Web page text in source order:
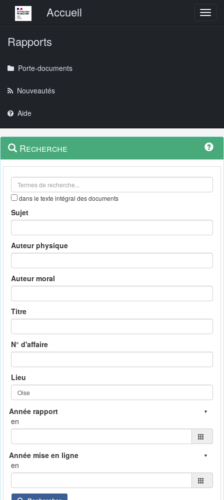
Menu principalAccueil
Rapports
Porte-documents
Nouveautés
Aide
Navigation
outils
Menu
contextuel
Recherche
dans le texte intégral des documents
Sujet
Auteur physique
Auteur moral
Titre
N° d'affaire
Lieu
en
en